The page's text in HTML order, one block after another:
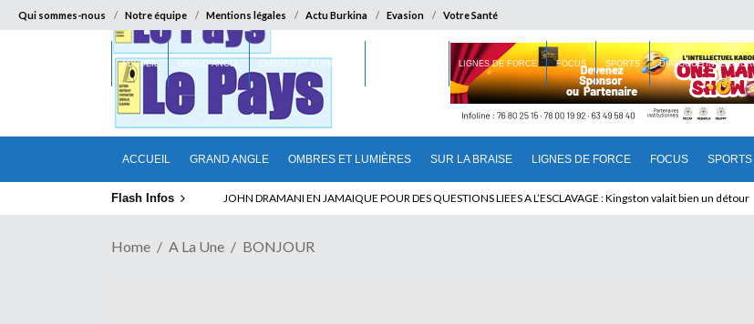
Qui sommes-nous Notre équipe Mentions légales Actu Burkina Evasion Votre Santé
ACCUEIL GRAND ANGLE OMBRES ET LUMIÈRES SUR LA BRAISE LIGNES DE FORCE FOCUS SPORTS
ACCUEIL GRAND ANGLE OMBRES ET LUMIÈRES LIGNES DE FORCE FOCUS SPORTS DIALOGUE INTERIEUR
Flash Infos ELECTION DE TALON A LA TETE DU SENAT BENINOIS : Quand Patrice quitte le pouvoir sans partir !
Home A La Une BONJOUR